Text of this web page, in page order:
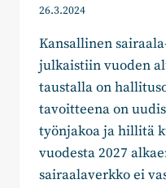
26.3.2024
Kansallinen
julkaistiin vuoden
taustalla on
tavoitteena on
työnjakoa ja hillitä
vuodesta 2027
sairaalaverkko ei